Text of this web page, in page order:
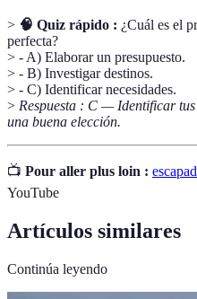
> 🧠 Quiz rápido : ¿Cuál es el
perfecta?
> - A) Elaborar un presupuesto.
> - B) Investigar destinos.
> - C) Identificar necesidades.
> Respuesta : C — Identificar
una buena elección.
📺 Pour aller plus loin :
YouTube
Artículos similares
Continúa leyendo